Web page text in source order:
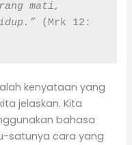
mati,
(Mrk 12:
kenyataan yang
jelaskan. Kita
bahasa
satunya cara yang